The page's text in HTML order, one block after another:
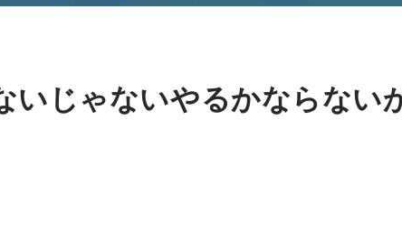
いじゃないやるかならない